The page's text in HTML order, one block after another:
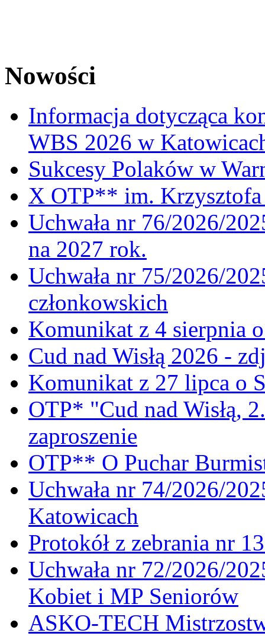
Nowości
Informacja dotycząca
WBS 2026 w
Sukcesy Polaków w
X OTP** im. Krzysztofa
Uchwała nr 76/2026/
na 2027 rok.
Uchwała nr 75/2026/
członkowskich
Komunikat z 4 sierpnia
Cud nad Wisłą 2026 -
Komunikat z 27 lipca o
OTP* "Cud nad Wisłą,
zaproszenie
OTP** O Puchar
Uchwała nr 74/2026/
Katowicach
Protokół z zebrania nr
Uchwała nr 72/2026/
Kobiet i MP Seniorów
ASKO-TECH